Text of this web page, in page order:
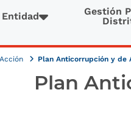
Entidad
Gestión
Plan Anticorrupción y de
Plan